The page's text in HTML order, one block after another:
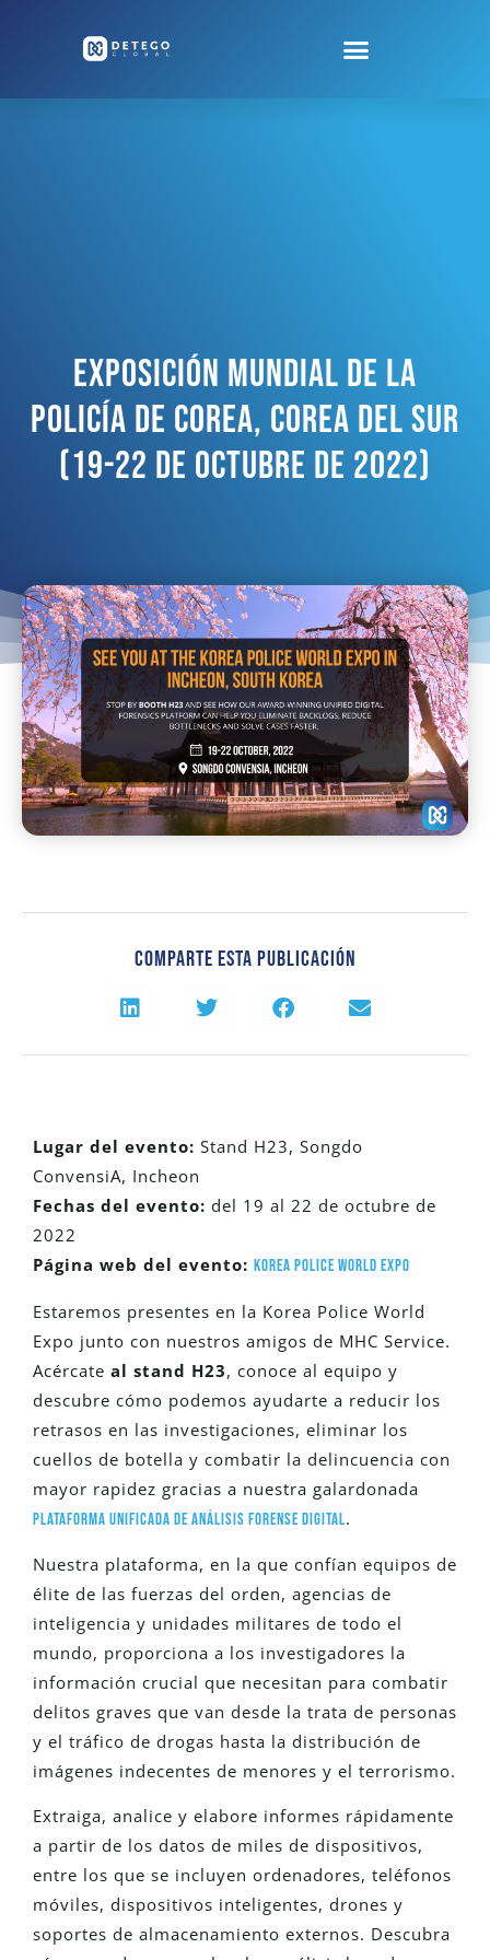
Exposición Mundial De La
Policía De Corea, Corea Del Sur
(19-22 De Octubre De 2022)
Comparte Esta Publicación
Lugar del evento: Stand H23, Songdo
ConvensiA, Incheon
Fechas del evento: del 19 al 22 de octubre de
2022
Página web del evento: Korea Police World Expo
Estaremos presentes en la Korea Police World
Expo junto con nuestros amigos de MHC Service.
Acércate al stand H23, conoce al equipo y
descubre cómo podemos ayudarte a reducir los
retrasos en las investigaciones, eliminar los
cuellos de botella y combatir la delincuencia con
mayor rapidez gracias a nuestra galardonada
plataforma unificada de análisis forense digital.
Nuestra plataforma, en la que confían equipos de
élite de las fuerzas del orden, agencias de
inteligencia y unidades militares de todo el
mundo, proporciona a los investigadores la
información crucial que necesitan para combatir
delitos graves que van desde la trata de personas
y el tráfico de drogas hasta la distribución de
imágenes indecentes de menores y el terrorismo.
Extraiga, analice y elabore informes rápidamente
a partir de los datos de miles de dispositivos,
entre los que se incluyen ordenadores, teléfonos
móviles, dispositivos inteligentes, drones y
soportes de almacenamiento externos. Descubra